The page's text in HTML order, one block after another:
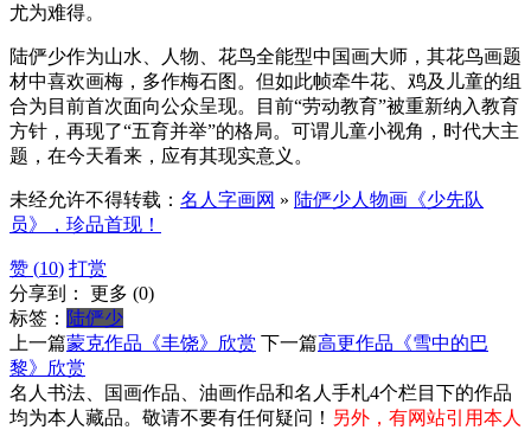
尤为难得。
陆俨少作为山水、人物、花鸟全能型中国画大师，其花鸟画题
材中喜欢画梅，多作梅石图。但如此帧牵牛花、鸡及儿童的组
合为目前首次面向公众呈现。目前“劳动教育”被重新纳入教育
方针，再现了“五育并举”的格局。可谓儿童小视角，时代大主
题，在今天看来，应有其现实意义。
未经允许不得转载： 名人字画网 » 陆俨少人物画《少先队
员》，珍品首现！
赞 (10) 打赏
分享到： 更多 (0)
标签： 陆俨少
上一篇蒙克作品《丰饶》欣赏 下一篇高更作品《雪中的巴
黎》欣赏
名人书法、国画作品、油画作品和名人手札4个栏目下的作品
均为本人藏品。敬请不要有任何疑问！ 另外，有网站引用本人